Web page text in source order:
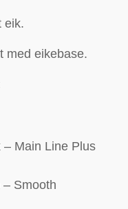
eik.
med eikebase.
– Main Line Plus
Smooth